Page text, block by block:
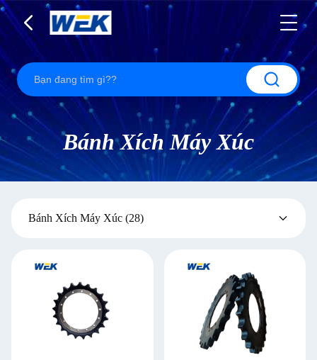
Bánh Xích Máy Xúc
Bánh Xích Máy Xúc (28)